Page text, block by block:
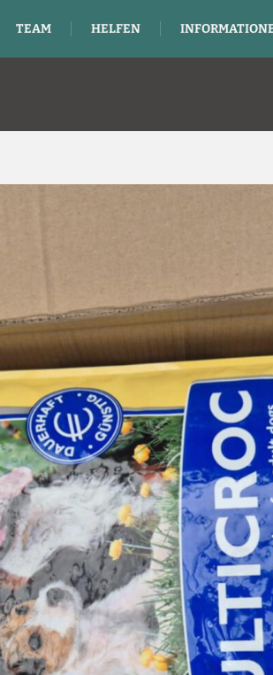
TEAM HELFEN